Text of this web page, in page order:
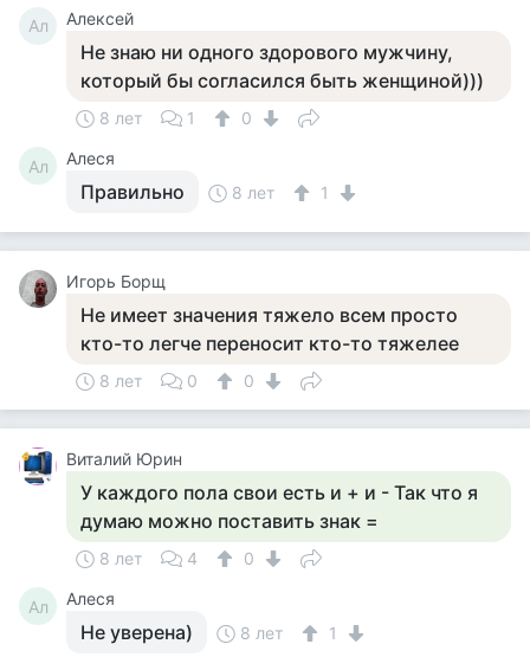
Ал Алексей
Не знаю ни одного здорового мужчину,
который бы согласился быть женщиной)))
8 лет 1 0
Ал Алеся
Правильно 8 лет 1
Игорь Борщ
Не имеет значения тяжело всем просто
кто-то легче переносит кто-то тяжелее
8 лет 0 0
Виталий Юрин
У каждого пола свои есть и + и - Так что я
думаю можно поставить знак =
8 лет 4 0
Ал Алеся
Не уверена) 8 лет 1